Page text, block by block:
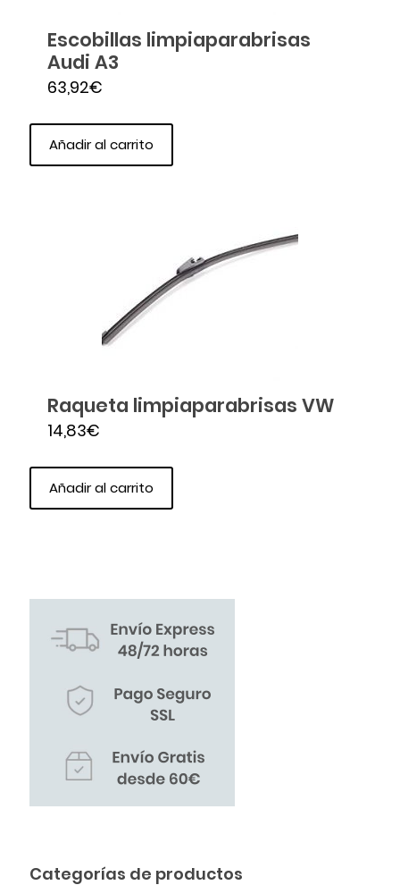
Escobillas limpiaparabrisas
Audi A3
63,92€
Añadir al carrito
Raqueta limpiaparabrisas VW
14,83€
Añadir al carrito
Categorías de productos